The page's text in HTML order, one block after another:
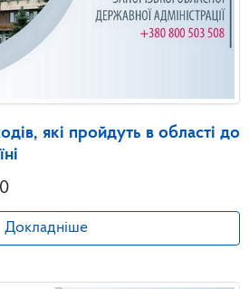
які пройдуть в області до
Докладніше